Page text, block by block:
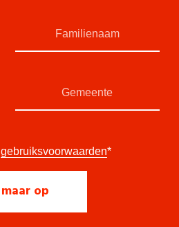
gebruiksvoorwaarden*